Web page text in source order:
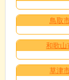
鳥取
和歌山
草津